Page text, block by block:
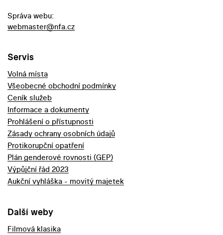
Správa webu:
webmaster@nfa.cz
Servis
Volná místa
Všeobecné obchodní podmínky
Ceník služeb
Informace a dokumenty
Prohlášení o přístupnosti
Zásady ochrany osobních údajů
Protikorupční opatření
Plán genderové rovnosti (GEP)
Výpůjční řád 2023
Aukční vyhláška - movitý majetek
Další weby
Filmová klasika